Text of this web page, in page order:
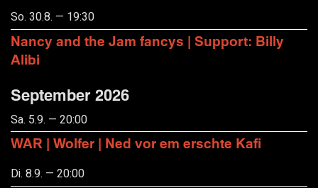
So. 30.8. — 19:30
Nancy and the Jam fancys | Support: Billy
Alibi
September 2026
Sa. 5.9. — 20:00
WAR | Wolfer | Ned vor em erschte Kafi
Di. 8.9. — 20:00